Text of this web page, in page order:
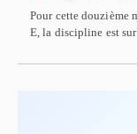
Pour cette douzième
E, la discipline est